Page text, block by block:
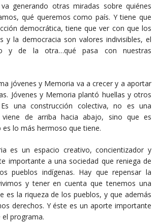
generando otras miradas sobre quiénes
qué queremos como país. Y tiene que
democrática, tiene que ver con que los
y la democracia son valores indivisibles, el
y de la otra…qué pasa con nuestras
jóvenes y Memoria va a crecer y a aportar
Jóvenes y Memoria plantó huellas y otros
una construcción colectiva, no es una
viene de arriba hacia abajo, sino que es
lo más hermoso que tiene.
es un espacio creativo, concientizador y
importante a una sociedad que reniega de
pueblos indígenas. Hay que repensar la
y tener en cuenta que tenemos una
es la riqueza de los pueblos, y que además
derechos. Y éste es un aporte importante
el programa.